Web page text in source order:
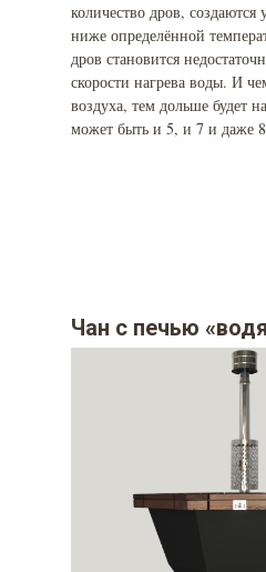
количество дров,
ниже определённой
дров становится
скорости нагрева воды. И
воздуха, тем дольше будет
может быть и 5, и 7 и даже 8
Чан с печью